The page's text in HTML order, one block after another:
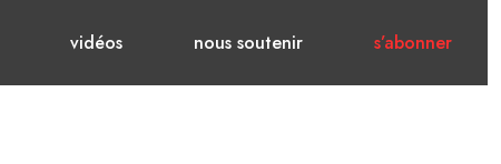
vidéos nous soutenir s’abonner